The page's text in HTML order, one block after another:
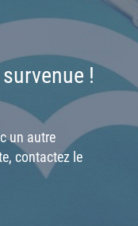
!
un autre
contactez le